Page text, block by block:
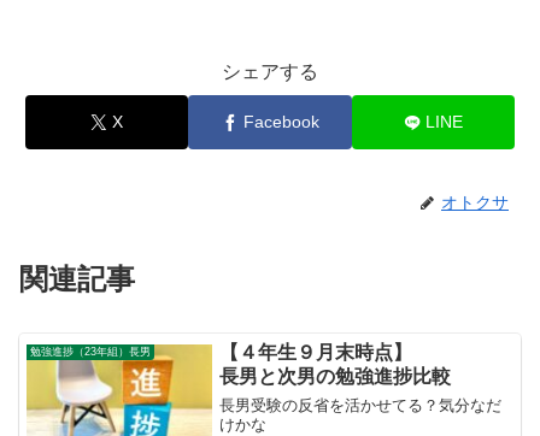
シェアする
X Facebook LINE
オトクサ
関連記事
勉強進捗（23年組）長男
【４年生９月末時点】
長男と次男の勉強進捗比較
長男受験の反省を活かせてる？気分なだ
けかな